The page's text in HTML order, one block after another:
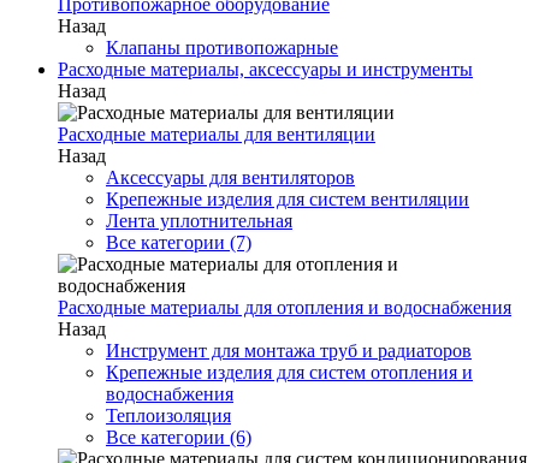
Противопожарное оборудование
Назад
Клапаны противопожарные
Расходные материалы, аксессуары и инструменты
Назад
Расходные материалы для вентиляции
Назад
Аксессуары для вентиляторов
Крепежные изделия для систем вентиляции
Лента уплотнительная
Все категории (7)
Расходные материалы для отопления и водоснабжения
Назад
Инструмент для монтажа труб и радиаторов
Крепежные изделия для систем отопления и
водоснабжения
Теплоизоляция
Все категории (6)